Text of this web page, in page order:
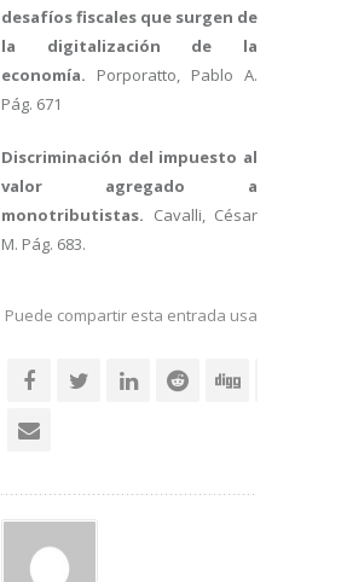
desafíos fiscales que surgen de
la digitalización de la
economía. Porporatto, Pablo A.
Pág. 671
Discriminación del impuesto al
valor agregado a
monotributistas. Cavalli, César
M. Pág. 683.
Puede compartir esta entrada usando sus